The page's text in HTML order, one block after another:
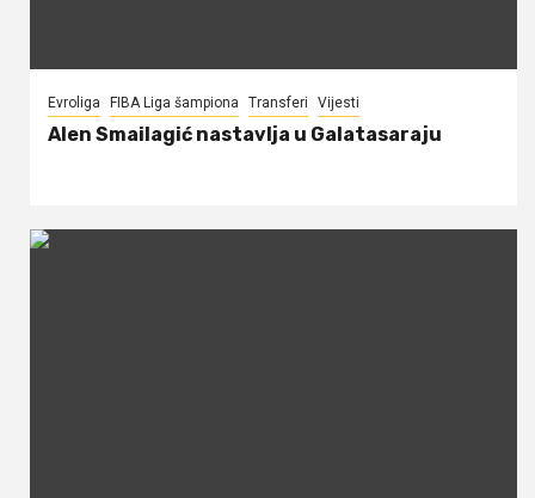
Evroliga FIBA Liga šampiona Transferi Vijesti
Alen Smailagić nastavlja u Galatasaraju